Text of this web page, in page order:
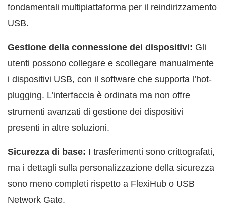
fondamentali multipiattaforma per il reindirizzamento
USB.
Gestione della connessione dei dispositivi: Gli
utenti possono collegare e scollegare manualmente
i dispositivi USB, con il software che supporta l’hot-
plugging. L’interfaccia è ordinata ma non offre
strumenti avanzati di gestione dei dispositivi
presenti in altre soluzioni.
Sicurezza di base: I trasferimenti sono crittografati,
ma i dettagli sulla personalizzazione della sicurezza
sono meno completi rispetto a FlexiHub o USB
Network Gate.